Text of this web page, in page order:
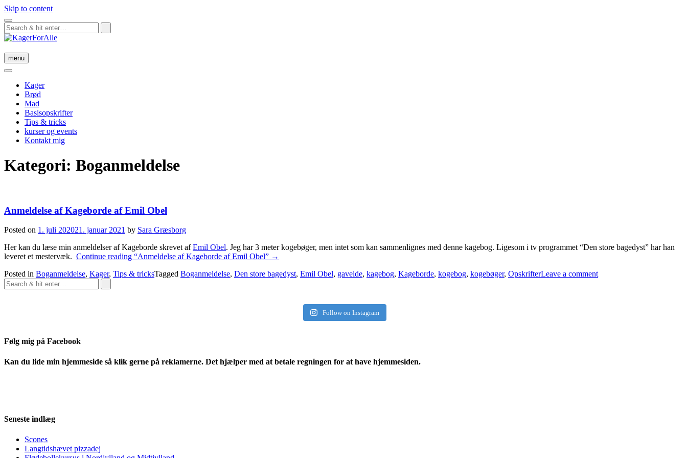
Skip to content
menu
Kager
Brød
Mad
Basisopskrifter
Tips & tricks
kurser og events
Kontakt mig
Kategori: Boganmeldelse
Anmeldelse af Kageborde af Emil Obel
Posted on 1. juli 202021. januar 2021 by Sara Græsborg
Her kan du læse min anmeldelser af Kageborde skrevet afEmil Obel. Jeg har 3 meter kogebøger, men intet som kan sammenlignes med denne kagebog. Ligesom i tv programmet “Den store bagedyst” har han
leveret et mestervæk. Continue reading “Anmeldelse af Kageborde af Emil Obel” →
Posted in Boganmeldelse, Kager, Tips & tricksTagged Boganmeldelse, Den store bagedyst, Emil Obel, gaveide, kagebog, Kageborde, kogebog, kogebøger, OpskrifterLeave a comment
Follow on Instagram
Følg mig på Facebook
Kan du lide min hjemmeside så klik gerne på reklamerne. Det hjælper med at betale regningen for at have hjemmesiden.
Seneste indlæg
Scones
Langtidshævet pizzadej